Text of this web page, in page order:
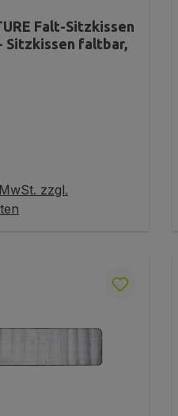
Falt-Sitzkissen
Sitzkissen faltbar,
zzgl.
wählen